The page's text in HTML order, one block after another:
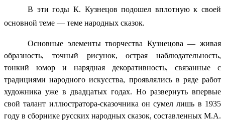
В эти годы К. Кузнецов подошел вплотную к своей
основной теме — теме народных сказок.
Основные элементы творчества Кузнецова — живая
образность, точный рисунок, острая наблюдательность,
тонкий юмор и нарядная декоративность, связанные с
традициями народного искусства, проявлялись в ряде работ
художника уже в двадцатых годах. Но развернуть впервые
свой талант иллюстратора-сказочника он сумел лишь в 1935
году в сборнике русских народных сказок, составленных М.А.